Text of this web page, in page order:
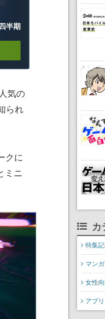
半期
気の
られ
クに
ミニ
カ
特集
マンガ
女性
アプ